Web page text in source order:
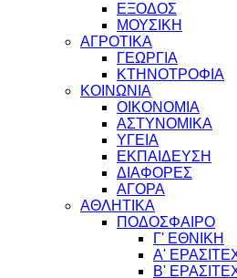
ΕΞΟΔΟΣ
ΜΟΥΣΙΚΗ
ΑΓΡΟΤΙΚΑ
ΓΕΩΡΓΙΑ
ΚΤΗΝΟΤΡΟΦΙΑ
ΚΟΙΝΩΝΙΑ
ΟΙΚΟΝΟΜΙΑ
ΑΣΤΥΝΟΜΙΚΑ
ΥΓΕΙΑ
ΕΚΠΑΙΔΕΥΣΗ
ΔΙΑΦΟΡΕΣ
ΑΓΟΡΑ
ΑΘΛΗΤΙΚΑ
ΠΟΔΟΣΦΑΙΡΟ
Γ' ΕΘΝΙΚΗ
Α'
Β'